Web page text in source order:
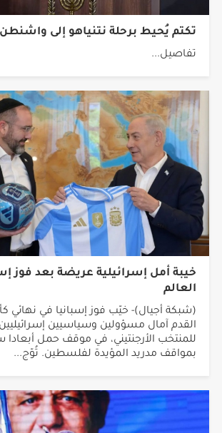
تكتم يُحيط برحلة نتنياهو إلى واشنطن
تفاصيل...
خيبة أمل إسرائيلية عريضة بعد فوز
العالم
(شبكة أجيال)- خيّب فوز إسبانيا في نهائي
القدم آمال مسؤولين وسياسيين
للمنتخب الأرجنتيني، في موقف حمل
بمواقف مدريد المؤيدة لفلسطين. تُوّج...